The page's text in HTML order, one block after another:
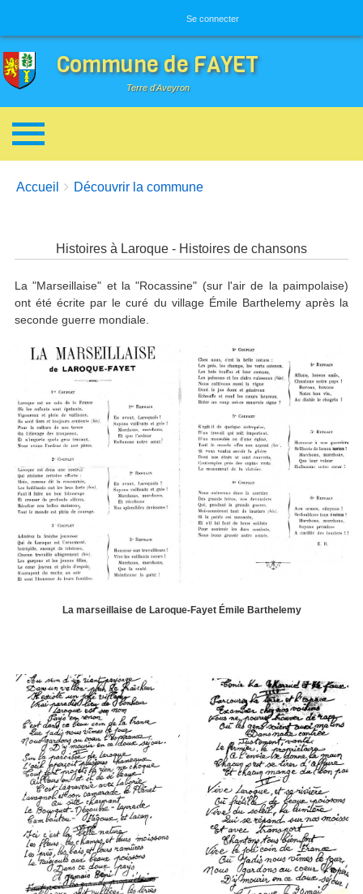
Se connecter
Commune de FAYET
Terre d'Aveyron
Breadcrumbs
You are here:
Accueil Découvrir la commune
Histoires à Laroque - Histoires de chansons
La "Marseillaise" et la "Rocassine" (sur l'air de la paimpolaise)
ont été écrite par le curé du village Émile Barthelemy après la
seconde guerre mondiale.
Image
La marseillaise de Laroque-Fayet Émile Barthelemy
Image